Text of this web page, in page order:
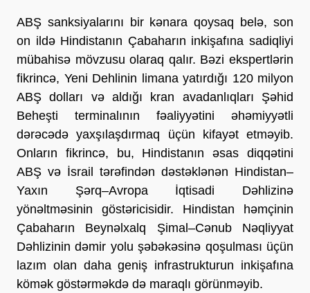
ABŞ sanksiyalarını bir kənara qoysaq belə, son
on ildə Hindistanın Çabaharın inkişafına sadiqliyi
mübahisə mövzusu olaraq qalır. Bəzi ekspertlərin
fikrincə, Yeni Dehlinin limana yatırdığı 120 milyon
ABŞ dolları və aldığı kran avadanlıqları Şəhid
Beheşti terminalının fəaliyyətini əhəmiyyətli
dərəcədə yaxşılaşdırmaq üçün kifayət etməyib.
Onların fikrincə, bu, Hindistanın əsas diqqətini
ABŞ və İsrail tərəfindən dəstəklənən Hindistan–
Yaxın Şərq–Avropa İqtisadi Dəhlizinə
yönəltməsinin göstəricisidir. Hindistan həmçinin
Çabaharın Beynəlxalq Şimal–Cənub Nəqliyyat
Dəhlizinin dəmir yolu şəbəkəsinə qoşulması üçün
lazım olan daha geniş infrastrukturun inkişafına
kömək göstərməkdə də maraqlı görünməyib.